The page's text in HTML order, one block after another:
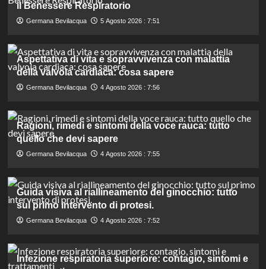
il Benessere Respiratorio
Germana Bevilacqua 5 Agosto 2026 : 7:51
Aspettativa di vita e sopravvivenza con malattia
della valvola cardiaca: cosa sapere
Germana Bevilacqua 4 Agosto 2026 : 7:56
Ragioni, rimedi e sintomi della voce rauca: tutto
quello che devi sapere
Germana Bevilacqua 4 Agosto 2026 : 7:55
Guida visiva al riallineamento del ginocchio: tutto
sul primo intervento di protesi.
Germana Bevilacqua 4 Agosto 2026 : 7:52
Infezione respiratoria superiore: contagio, sintomi e